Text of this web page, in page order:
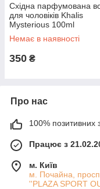
Східна парфумована
для чоловіків Khalis
Mysterious 100ml
Немає в наявності
350 ₴
Про нас
100% позитивних з
Працює з
м. Київ
м. Почайна,
''PLAZA SPORT